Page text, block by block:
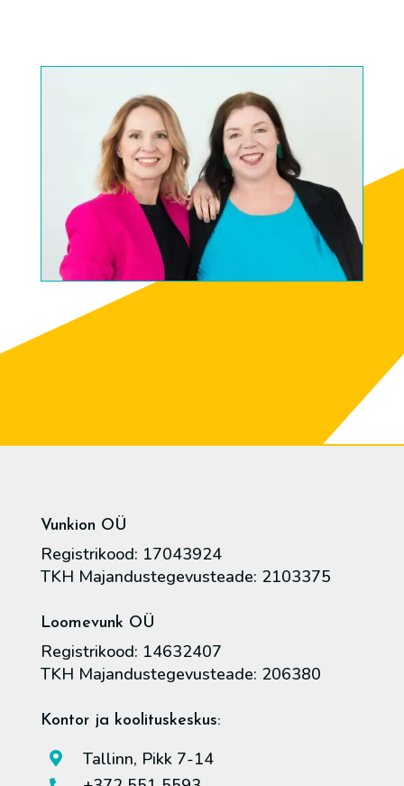
Vunkion OÜ
Registrikood: 17043924
TKH Majandustegevusteade: 2103375
Loomevunk OÜ
Registrikood: 14632407
TKH Majandustegevusteade: 206380
Kontor ja koolituskeskus:
 Tallinn, Pikk 7-14